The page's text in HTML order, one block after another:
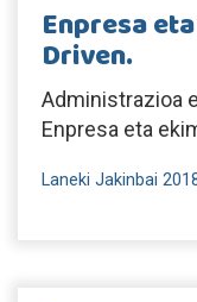
Enpresa
Driven.
Administrazioa
Enpresa eta
Laneki Jakinbai